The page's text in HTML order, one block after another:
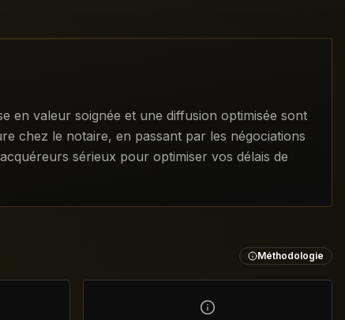
en valeur soignée et une diffusion optimisée sont
chez le notaire, en passant par les négociations
sérieux pour optimiser vos délais de
Méthodologie